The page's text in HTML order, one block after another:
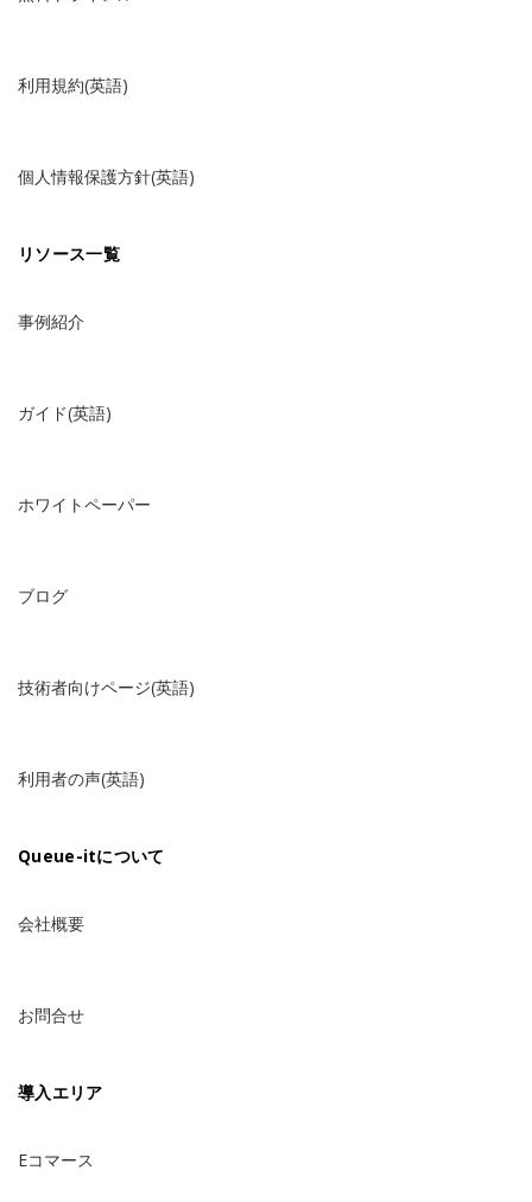
利用規約(英語)
個人情報保護方針(英語)
リソース一覧
事例紹介
ガイド(英語)
ホワイトペーパー
ブログ
技術者向けページ(英語)
利用者の声(英語)
Queue-itについて
会社概要
お問合せ
導入エリア
Eコマース